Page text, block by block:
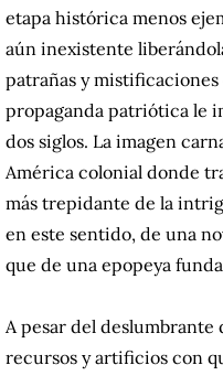
etapa histórica menos
aún inexistente
patrañas y mistificaciones
propaganda patriótica le
dos siglos. La imagen
América colonial donde
más trepidante de la
en este sentido, de una
que de una epopeya
A pesar del deslumbrante
recursos y artificios con